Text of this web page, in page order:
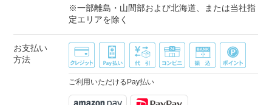
※一部離島・山間部および北海道、または当社指
定エリアを除く
お支払い
方法
ご利用いただけるPay払い